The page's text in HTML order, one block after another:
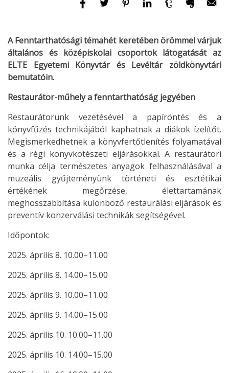
A Fenntarthatósági témahét keretében örömmel várjuk
általános és középiskolai csoportok látogatását az
ELTE Egyetemi Könyvtár és Levéltár zöldkönyvtári
bemutatóin.
Restaurátor-műhely a fenntarthatóság jegyében
Restaurátorunk vezetésével a papíröntés és a
könyvfűzés technikájából kaphatnak a diákok ízelítőt.
Megismerkedhetnek a könyvfertőtlenítés folyamatával
és a régi könyvkötészeti eljárásokkal. A restaurátori
munka célja természetes anyagok felhasználásával a
muzeális gyűjteményünk történeti és esztétikai
értékének megőrzése, élettartamának
meghosszabbítása különböző restaurálási eljárások és
preventív konzerválási technikák segítségével.
Időpontok:
2025. április 8. 10.00–11.00
2025. április 8. 14.00–15.00
2025. április 9. 10.00–11.00
2025. április 9. 14.00–15.00
2025. április 10. 10.00–11.00
2025. április 10. 14.00–15.00